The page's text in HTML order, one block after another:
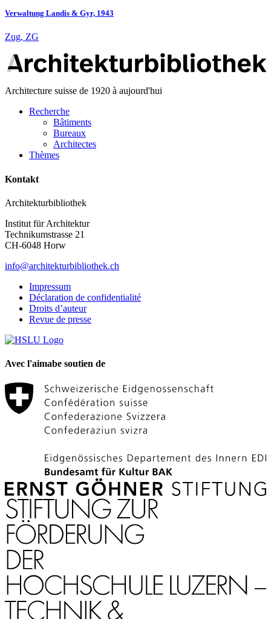
Verwaltung Landis & Gyr, 1943
Zug, ZG
Architecture suisse de 1920 à aujourd'hui
Recherche
Bâtiments
Bureaux
Architectes
Thèmes
Kontakt
Architekturbibliothek
Institut für Architektur
Technikumstrasse 21
CH-6048 Horw
info@architekturbibliothek.ch
Impressum
Déclaration de confidentialité
Droits d’auteur
Revue de presse
Avec l'aimabe soutien de